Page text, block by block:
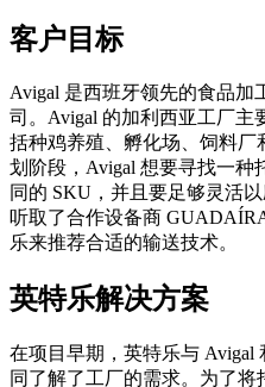
客户目标
Avigal 是西班牙领先的食品加
司。Avigal 的加利西亚工厂主
括种鸡养殖、孵化场、饲料
划阶段，Avigal 想要寻找一种
同的 SKU，并且要足够灵活
听取了合作设备商
乐来推荐合适的输送技术。
英特乐解决方案
在项目早期，英特乐与
同了解了工厂的需求。为了